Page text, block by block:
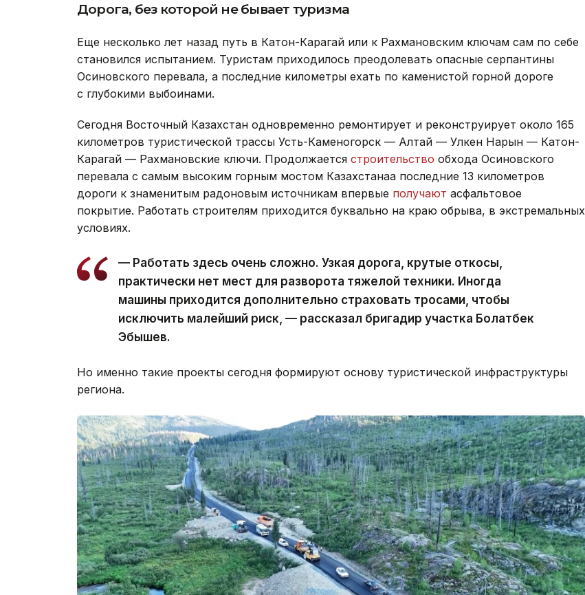
Дорога, без которой не бывает туризма
Еще несколько лет назад путь в Катон-Карагай или к Рахмановским ключам сам по себе
становился испытанием. Туристам приходилось преодолевать опасные серпантины
Осиновского перевала, а последние километры ехать по каменистой горной дороге
с глубокими выбоинами.
Сегодня Восточный Казахстан одновременно ремонтирует и реконструирует около 165
километров туристической трассы Усть-Каменогорск — Алтай — Улкен Нарын — Катон-
Карагай — Рахмановские ключи. Продолжается строительство обхода Осиновского
перевала с самым высоким горным мостом Казахстанаа последние 13 километров
дороги к знаменитым радоновым источникам впервые получают асфальтовое
покрытие. Работать строителям приходится буквально на краю обрыва, в экстремальных
условиях.
— Работать здесь очень сложно. Узкая дорога, крутые откосы,
практически нет мест для разворота тяжелой техники. Иногда
машины приходится дополнительно страховать тросами, чтобы
исключить малейший риск, — рассказал бригадир участка Болатбек
Эбышев.
Но именно такие проекты сегодня формируют основу туристической инфраструктуры
региона.